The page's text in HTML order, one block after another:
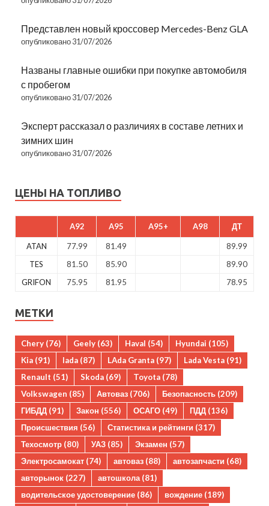
Представлен новый кроссовер Mercedes-Benz GLA
опубликовано 31/07/2026
Названы главные ошибки при покупке автомобиля
с пробегом
опубликовано 31/07/2026
Эксперт рассказал о различиях в составе летних и
зимних шин
опубликовано 31/07/2026
ЦЕНЫ НА ТОПЛИВО
A92 A95 A95+ A98 ДТ
ATAN 77.99 81.49
89.99
TES
81.50 85.90
89.90
GRIFON
75.95 81.95 78.95
МЕТКИ
Chery (76) Geely (63) Haval (54) Hyundai (105)
Kia (91) lada (87) LAda Granta (97) Lada Vesta (91)
Renault (51) Skoda (69) Toyota (78)
Volkswagen (85) Автоваз (706) Безопасность (209)
ГИБДД (91) Закон (556) ОСАГО (49) ПДД (136)
Происшествия (56) Статистика и рейтинги (317)
Техосмотр (80) УАЗ (85) Экзамен (57)
Электросамокат (74) автоваз (88) автозапчасти (68)
авторынок (227) автошкола(81)
водительское удостоверение (86) вождение (189)